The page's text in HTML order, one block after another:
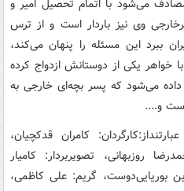
می‌شود با اتمام تحصیل امیر و
وی نیز باردار است و از ترس
ببرد این مسئله را پنهان می‌کند،
خواهر یکی از دوستانش ازدواج کرده
می‌شود که پسر بچه‌ای خارجی به
و....
کامران قدکچیان،
روزبهانی، تصویربردار: کامیار
بوریایی‌دوست، گریم: علی کاظمی،